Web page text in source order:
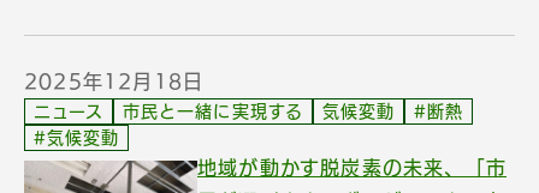
2025年12月18日
ニュース 市民と一緒に実現する 気候変動
#断熱
#気候変動
地域が動かす脱炭素の未来、「市